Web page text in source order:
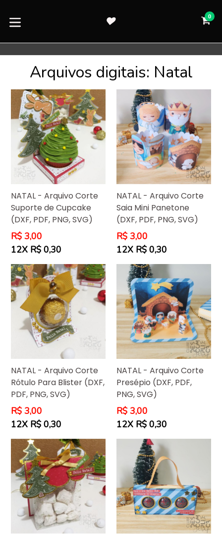
para
0
Arquivos digitais: Natal
NATAL - Arquivo Corte
Suporte de Cupcake
(DXF, PDF, PNG, SVG)
Preço
normal
R$ 3,00
12X R$ 0,30
NATAL - Arquivo Corte
Saia Mini Panetone
(DXF, PDF, PNG, SVG)
Preço
normal
R$ 3,00
12X R$ 0,30
NATAL - Arquivo Corte
Rótulo Para Blister (DXF,
PDF, PNG, SVG)
Preço
normal
R$ 3,00
12X R$ 0,30
NATAL - Arquivo Corte
Presépio (DXF, PDF,
PNG, SVG)
Preço
normal
R$ 3,00
12X R$ 0,30